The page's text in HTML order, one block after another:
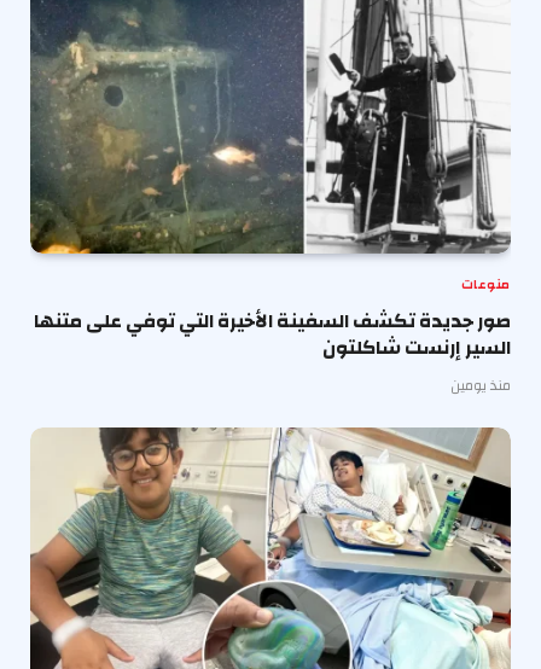
منوعات
صور جديدة تكشف السفينة الأخيرة التي توفي على متنها
السير إرنست شاكلتون
منذ يومين